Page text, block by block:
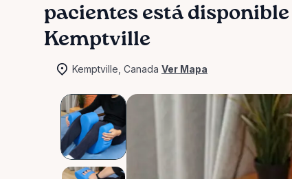
pacientes está
Kemptville
Kemptville, Canada Ver Mapa